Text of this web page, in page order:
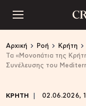
Αρχική Ροή Κρήτη
Τα «Μονοπάτια της
Συνέλευσης του
ΚΡΗΤΗ 02.06.2026,